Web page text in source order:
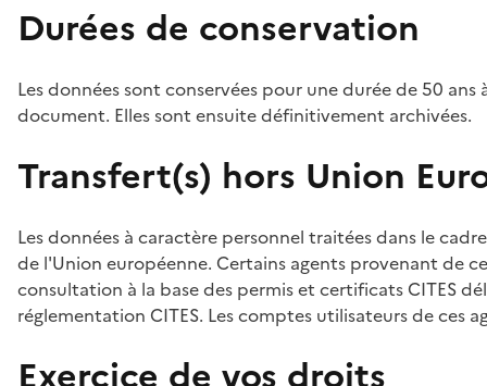
Durées de conservation
Les données sont conservées pour une durée de 50
document. Elles sont ensuite définitivement archivées.
Transfert(s) hors Union
Les données à caractère personnel traitées dans le
de l'Union européenne. Certains agents provenant de
consultation à la base des permis et certificats CITES
réglementation CITES. Les comptes utilisateurs de ces